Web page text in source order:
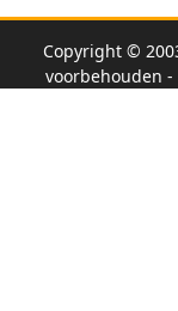
Copyright ©
voorbehouden -